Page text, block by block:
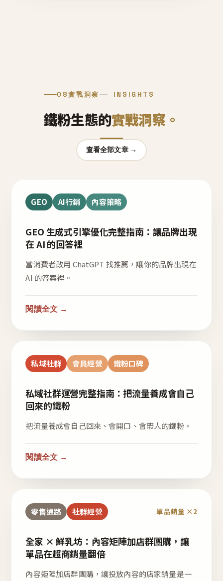
08實戰洞察 INSIGHTS
鐵粉生態的實戰洞察。
查看全部文章 →
GEO AI行銷 內容策略
GEO 生成式引擎優化完整指南：讓品牌出現
在 AI 的回答裡
當消費者改用 ChatGPT 找推薦，讓你的品牌出現在
AI 的答案裡。
閱讀全文 →
私域社群 會員經營 鐵粉口碑
私域社群運營完整指南：把流量養成會自己
回來的鐵粉
把流量養成會自己回來、會開口、會帶人的鐵粉。
閱讀全文 →
零售通路 社群經營 單品銷量 ×2
全家 × 鮮乳坊：內容矩陣加店群團購，讓
單品在超商銷量翻倍
內容矩陣加店群團購，讓投放內容的店家銷量是一